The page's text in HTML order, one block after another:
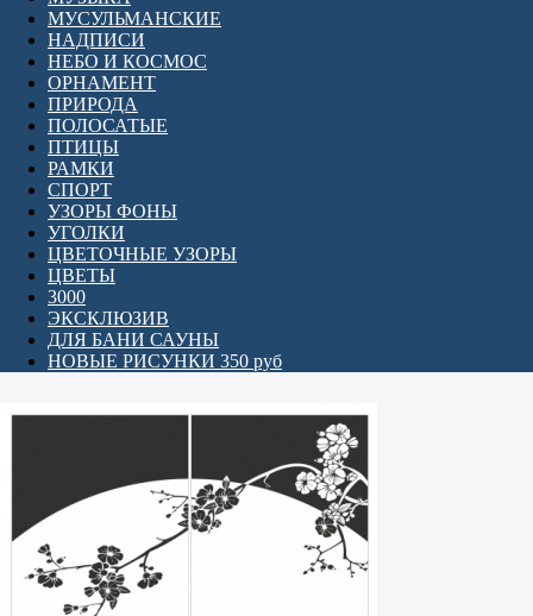
МУСУЛЬМАНСКИЕ
НАДПИСИ
НЕБО И КОСМОС
ОРНАМЕНТ
ПРИРОДА
ПОЛОСАТЫЕ
ПТИЦЫ
РАМКИ
СПОРТ
УЗОРЫ ФОНЫ
УГОЛКИ
ЦВЕТОЧНЫЕ УЗОРЫ
ЦВЕТЫ
3000
ЭКСКЛЮЗИВ
ДЛЯ БАНИ САУНЫ
НОВЫЕ РИСУНКИ 350 руб